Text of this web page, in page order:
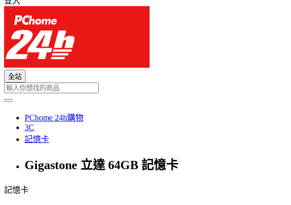
全站
PChome 24h購物
3C
記憶卡
Gigastone 立達 64GB 記憶卡
記憶卡